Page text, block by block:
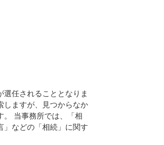
選任されることとなりま
しますが、見つからなか
。 当事務所では、「相
」などの「相続」に関す